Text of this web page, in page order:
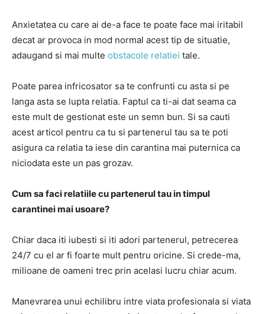
Anxietatea cu care ai de-a face te poate face mai iritabil
decat ar provoca in mod normal acest tip de situatie,
adaugand si mai multe obstacole relatiei tale.
Poate parea infricosator sa te confrunti cu asta si pe
langa asta se lupta relatia. Faptul ca ti-ai dat seama ca
este mult de gestionat este un semn bun. Si sa cauti
acest articol pentru ca tu si partenerul tau sa te poti
asigura ca relatia ta iese din carantina mai puternica ca
niciodata este un pas grozav.
Cum sa faci relatiile cu partenerul tau in timpul
carantinei mai usoare?
Chiar daca iti iubesti si iti adori partenerul, petrecerea
24/7 cu el ar fi foarte mult pentru oricine. Si crede-ma,
milioane de oameni trec prin acelasi lucru chiar acum.
Manevrarea unui echilibru intre viata profesionala si viata